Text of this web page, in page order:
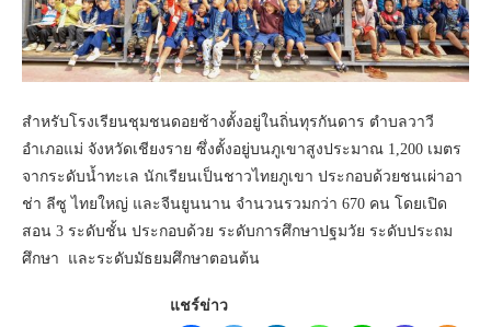
สำหรับโรงเรียนชุมชนดอยช้างตั้งอยู่ในถิ่นทุรกันดาร ตำบลวาวี
อำเภอแม่ จังหวัดเชียงราย ซึ่งตั้งอยู่บนภูเขาสูงประมาณ 1,200 เมตร
จากระดับน้ำทะเล นักเรียนเป็นชาวไทยภูเขา ประกอบด้วยชนเผ่าอา
ช่า ลีซู ไทยใหญ่ และจีนยูนนาน จำนวนรวมกว่า 670 คน โดยเปิด
สอน 3 ระดับชั้น ประกอบด้วย ระดับการศึกษาปฐมวัย ระดับประถม
ศึกษา และระดับมัธยมศึกษาตอนต้น
แชร์ข่าว